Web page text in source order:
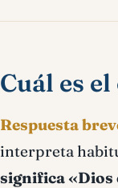
Cuál es
Respuesta
interpreta
significa «Dios